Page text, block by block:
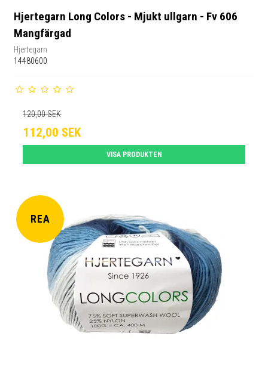
Hjertegarn Long Colors - Mjukt ullgarn - Fv 606
Mangfärgad
Hjertegarn
14480600
120,00 SEK
112,00 SEK
VISA PRODUKTEN
REA